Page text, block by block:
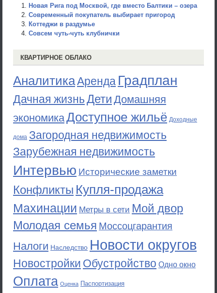
Новая Рига под Москвой, где вместо Балтики – озера
Современный покупатель выбирает пригород
Коттеджи в раздумье
Совсем чуть-чуть клубнички
КВАРТИРНОЕ ОБЛАКО
АналитикаАренда Градплан
Дачная жизньДети Домашняя
экономикаДоступное жильё Доходные
дома Загородная недвижимость
Зарубежная недвижимость
Интервью Исторические заметки
Конфликты Купля-продажа
Махинации Метры в сети Мой двор
Молодая семья Моссоцгарантия
Налоги Наследство Новости округов
Новостройки Обустройство Одно окно
Оплата Оценка Паспортизация